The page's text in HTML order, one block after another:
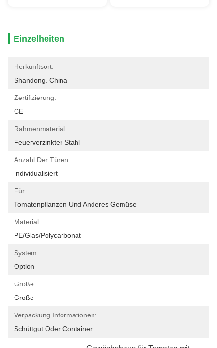
Einzelheiten
Herkunftsort:
Shandong, China
Zertifizierung:
CE
Rahmenmaterial:
Feuerverzinkter Stahl
Anzahl Der Türen:
Individualisiert
Für::
Tomatenpflanzen Und Anderes Gemüse
Material:
PE/Glas/Polycarbonat
System:
Option
Größe:
Große
Verpackung Informationen:
Schüttgut Oder Container